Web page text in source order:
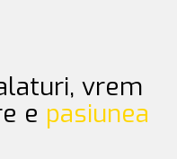
vrem
e pasiunea